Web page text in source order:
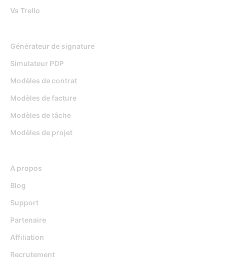
Vs Trello
Générateur de signature
Simulateur PDP
Modèles de contrat
Modèles de facture
Modèles de tâche
Modèles de projet
A propos
Blog
Support
Partenaire
Affiliation
Recrutement